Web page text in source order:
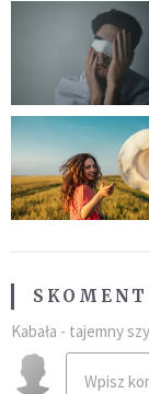
Kabała - tajemny